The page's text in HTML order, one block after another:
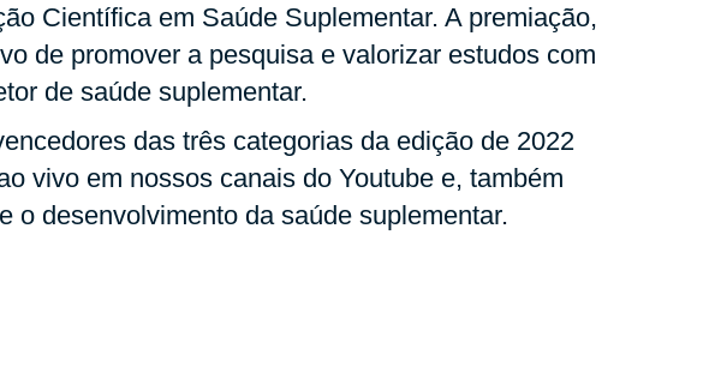
Científica em Saúde Suplementar. A premiação,
de promover a pesquisa e valorizar estudos com
de saúde suplementar.
das três categorias da edição de 2022
vivo em nossos canais do Youtube e, também
o desenvolvimento da saúde suplementar.